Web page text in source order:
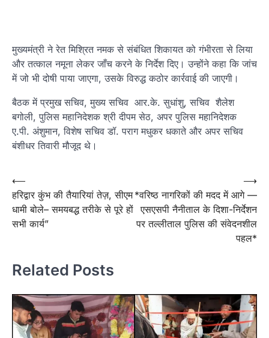
मुख्यमंत्री ने रेत मिश्रित नमक से संबंधित शिकायत को गंभीरता से लिया
और तत्काल नमूना लेकर जाँच करने के निर्देश दिए। उन्होंने कहा कि जांच
में जो भी दोषी पाया जाएगा, उसके विरुद्ध कठोर कार्रवाई की जाएगी।
बैठक में प्रमुख सचिव, मुख्य सचिव आर.के. सुधांशु, सचिव शैलेश
बगोली, पुलिस महानिदेशक श्री दीपम सेठ, अपर पुलिस महानिदेशक
ए.पी. अंशुमान, विशेष सचिव डॉ. पराग मधुकर धकाते और अपर सचिव
बंशीधर तिवारी मौजूद थे।
Post
navigation
⟵
हरिद्वार कुंभ की तैयारियां तेज़, सीएम
धामी बोले– समयबद्ध तरीके से पूरे हों
सभी कार्य”
*वरिष्ठ नागरिकों की मदद में आगे —
एसएसपी नैनीताल के दिशा-निर्देशन
पर तल्लीताल पुलिस की संवेदनशील
पहल*
⟶
Related Posts